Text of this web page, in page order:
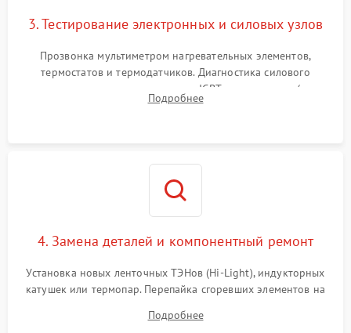
3. Тестирование электронных и силовых узлов
Прозвонка мультиметром нагревательных элементов,
термостатов и термодатчиков. Диагностика силового
модуля, реле, диодных мостов и IGBT-транзисторов (для
индукции). Проверка кранов и газ-контроля (для газовых
Подробнее
4. Замена деталей и компонентный ремонт
Установка новых ленточных ТЭНов (Hi-Light), индукторных
катушек или термопар. Перепайка сгоревших элементов на
дорожек. Очистка контактов и замена поврежденной
Подробнее